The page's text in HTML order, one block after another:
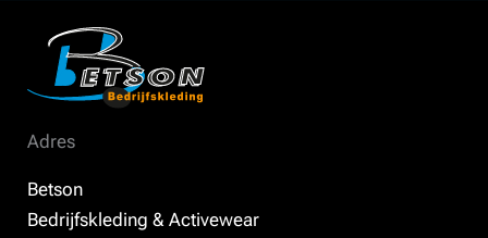
Adres
Betson
Bedrijfskleding & Activewear